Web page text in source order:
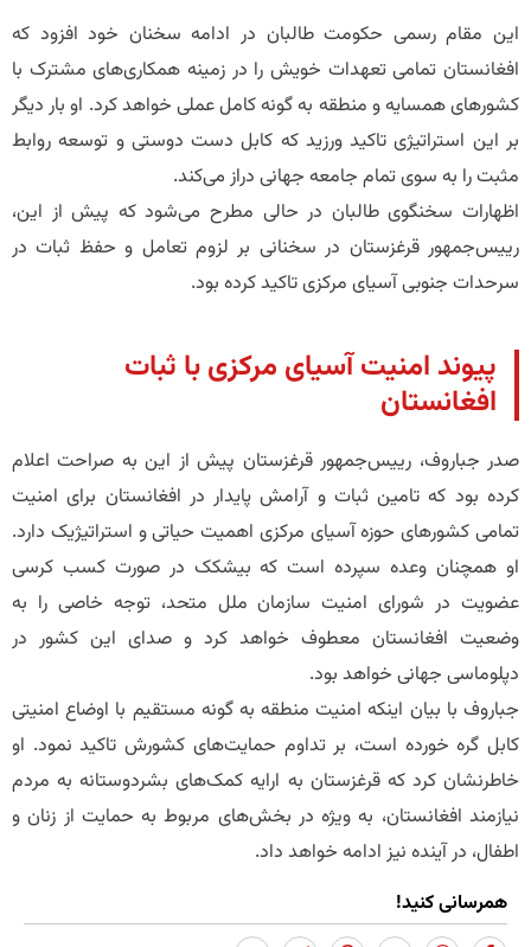
​این مقام رسمی حکومت طالبان در ادامه سخنان خود افزود که
افغانستان تمامی تعهدات خویش را در زمینه همکاری‌های مشترک با
کشورهای همسایه و منطقه به گونه کامل عملی خواهد کرد. او بار دیگر
بر این استراتیژی تاکید ورزید که کابل دست دوستی و توسعه روابط
مثبت را به سوی تمام جامعه جهانی دراز می‌کند.
​اظهارات سخنگوی طالبان در حالی مطرح می‌شود که پیش از این،
رییس‌جمهور قرغزستان در سخنانی بر لزوم تعامل و حفظ ثبات در
سرحدات جنوبی آسیای مرکزی تاکید کرده بود.
​پیوند امنیت آسیای مرکزی با ثبات
افغانستان
​صدر جباروف، رییس‌جمهور قرغزستان پیش از این به صراحت اعلام
کرده بود که تامین ثبات و آرامش پایدار در افغانستان برای امنیت
تمامی کشورهای حوزه آسیای مرکزی اهمیت حیاتی و استراتیژیک دارد.
او همچنان وعده سپرده است که بیشکک در صورت کسب کرسی
عضویت در شورای امنیت سازمان ملل متحد، توجه خاصی را به
وضعیت افغانستان معطوف خواهد کرد و صدای این کشور در
دپلوماسی جهانی خواهد بود.
​جباروف با بیان اینکه امنیت منطقه به گونه مستقیم با اوضاع امنیتی
کابل گره خورده است، بر تداوم حمایت‌های کشورش تاکید نمود. او
خاطرنشان کرد که قرغزستان به ارایه کمک‌های بشردوستانه به مردم
نیازمند افغانستان، به ویژه در بخش‌های مربوط به حمایت از زنان و
اطفال، در آینده نیز ادامه خواهد داد.
همرسانی کنید!